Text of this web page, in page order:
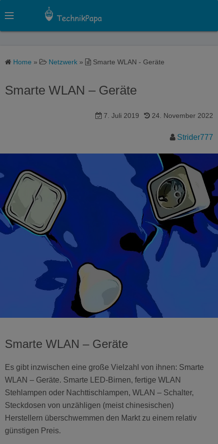
i
Home » Netzwerk » Smarte WLAN - Geräte
Smarte WLAN – Geräte
7. Juli 2019 24. November 2022
Strider777
Smarte WLAN – Geräte
Es gibt inzwischen eine große Vielzahl von ihnen: Smarte
WLAN – Geräte. Smarte LED-Birnen, fertige WLAN
Stehlampen oder Nachttischlampen, WLAN – Schalter,
Steckdosen von unzähligen (meist chinesischen)
Herstellern überschwemmen den Markt zu einem relativ
günstigen Preis.